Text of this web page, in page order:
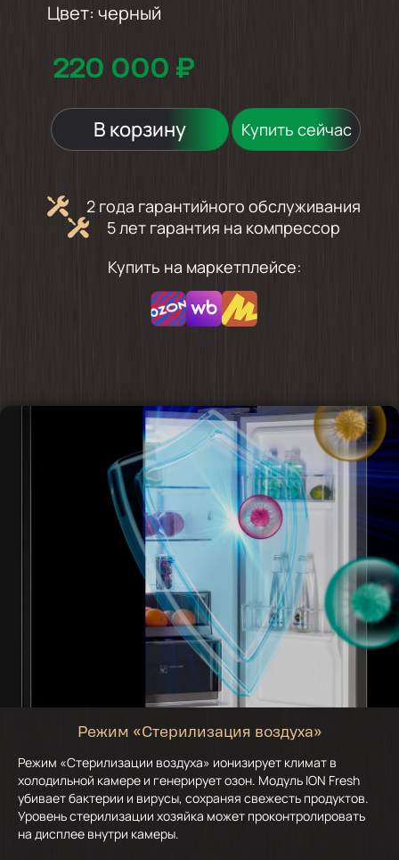
Цвет: черный
220 000 ₽
В корзину Купить сейчас
2 года гарантийного обслуживания
5 лет гарантия на компрессор
Купить на маркетплейсе:
Режим «Стерилизация воздуха»
Режим «Стерилизации воздуха» ионизирует климат в
холодильной камере и генерирует озон. Модуль ION Fresh
убивает бактерии и вирусы, сохраняя свежесть продуктов.
Уровень стерилизации хозяйка может проконтролировать
на дисплее внутри камеры.